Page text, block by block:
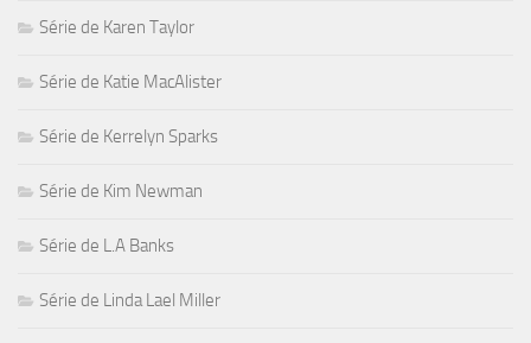
Série de Karen Taylor
Série de Katie MacAlister
Série de Kerrelyn Sparks
Série de Kim Newman
Série de L.A Banks
Série de Linda Lael Miller